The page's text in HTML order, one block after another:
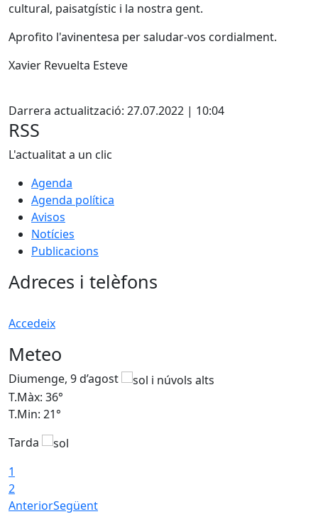
cultural, paisatgístic i la nostra gent.
Aprofito l'avinentesa per saludar-vos cordialment.
Xavier Revuelta Esteve
Darrera actualització: 27.07.2022 | 10:04
RSS
L'actualitat a un clic
Agenda
Agenda política
Avisos
Notícies
Publicacions
Adreces i telèfons
Accedeix
Meteo
Diumenge, 9 d’agost
T.Màx: 36°
T.Min: 21°
Tarda
1
2
AnteriorSegüent